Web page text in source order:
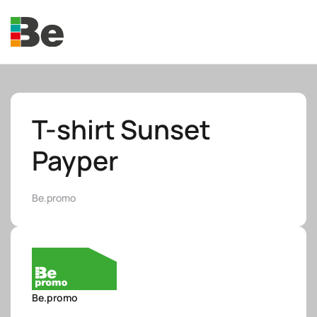
Skip to main content
T-shirt Sunset
Payper
Be.promo
Be.promo